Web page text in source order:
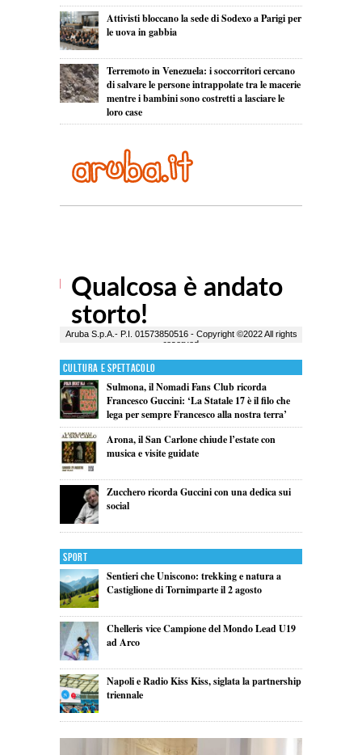
Attivisti bloccano la sede di Sodexo a Parigi per
le uova in gabbia
Terremoto in Venezuela: i soccorritori cercano
di salvare le persone intrappolate tra le macerie
mentre i bambini sono costretti a lasciare le
loro case
Cultura e Spettacolo
Sulmona, il Nomadi Fans Club ricorda
Francesco Guccini: ‘La Statale 17 è il filo che
lega per sempre Francesco alla nostra terra’
Arona, il San Carlone chiude l’estate con
musica e visite guidate
Zucchero ricorda Guccini con una dedica sui
social
Sport
Sentieri che Uniscono: trekking e natura a
Castiglione di Tornimparte il 2 agosto
Chelleris vice Campione del Mondo Lead U19
ad Arco
Napoli e Radio Kiss Kiss, siglata la partnership
triennale